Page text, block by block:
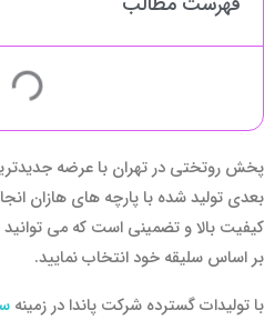
پخش روتختی در تهران با عرضه
بعدی تولید شده با پارچه های هازان
کیفیت بالا و تضمینی است که می
بر اساس سلیقه خود انتخاب نمایید.
با تولیدات گسترده شرکت پاندا در زمینه